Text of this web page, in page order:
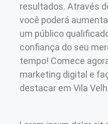
resultados. Através
você poderá
um público
confiança do seu
tempo! Comece
marketing digital e
destacar em Vila